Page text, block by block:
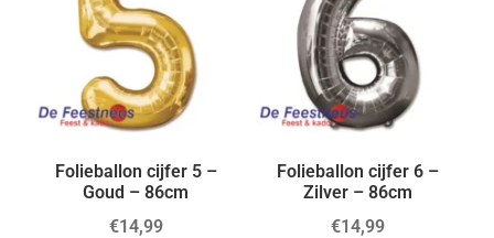
Folieballon cijfer 5 –
Goud – 86cm
€14,99
Folieballon cijfer 6 –
Zilver – 86cm
€14,99